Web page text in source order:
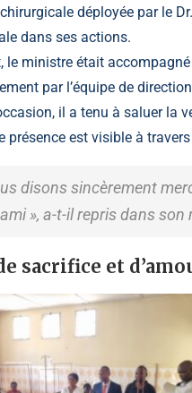
chirurgicale déployée par le
dans ses actions.
le ministre était
par l’équipe de
il a tenu à saluer la
présence est visible à
disons sincèrement
», a-t-il repris dans
sacrifice et